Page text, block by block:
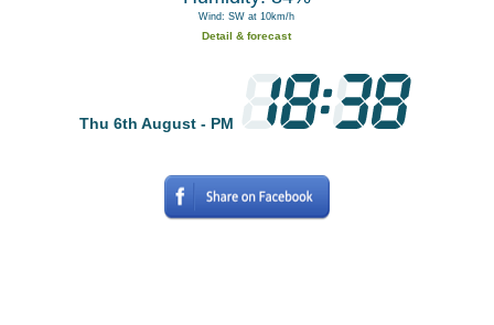
Wind: SW at 10km/h
Detail & forecast
Thu 6th August - PM